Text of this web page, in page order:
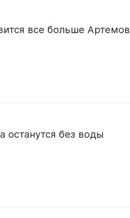
все больше Артемов
без воды